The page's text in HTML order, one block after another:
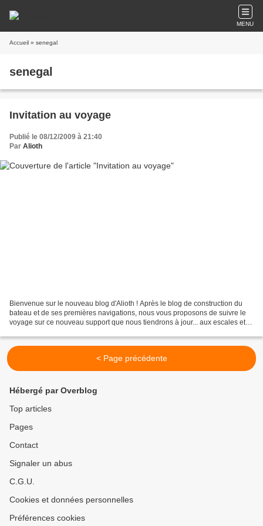
MENU
Accueil » senegal
senegal
Invitation au voyage
Publié le 08/12/2009 à 21:40
Par Alioth
Bienvenue sur le nouveau blog d'Alioth ! Après le blog de construction du
bateau et de ses premières navigations, nous vous proposons de suivre le
voyage sur ce nouveau support que nous tiendrons à jour... aux escales et
< Page précédente
Hébergé par Overblog
Top articles
Pages
Contact
Signaler un abus
C.G.U.
Cookies et données personnelles
Préférences cookies